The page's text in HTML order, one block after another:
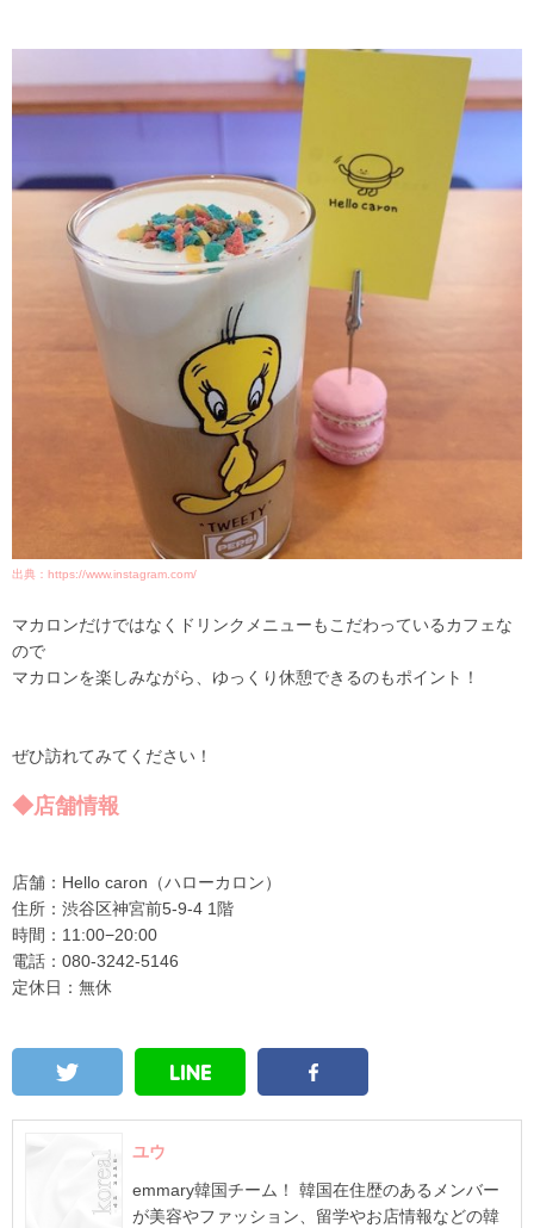
出典：https://www.instagram.com/
マカロンだけではなくドリンクメニューもこだわっているカフェな
ので
マカロンを楽しみながら、ゆっくり休憩できるのもポイント！
ぜひ訪れてみてください！
◆店舗情報
店舗：Hello caron（ハローカロン）
住所：渋谷区神宮前5-9-4 1階
時間：11:00−20:00
電話：080-3242-5146
定休日：無休
ユウ
emmary韓国チーム！ 韓国在住歴のあるメンバー
が美容やファッション、留学やお店情報などの韓